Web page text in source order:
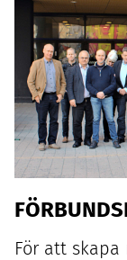
För att